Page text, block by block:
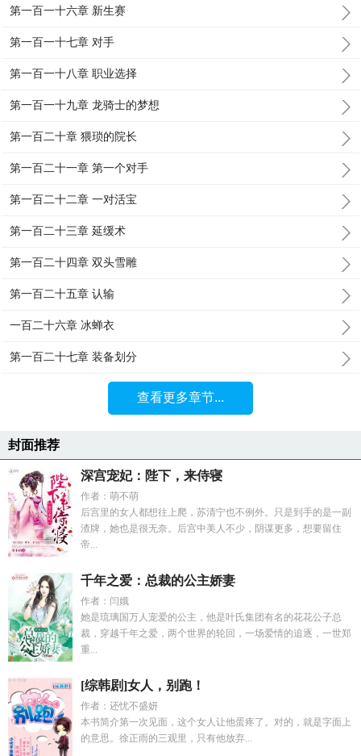
第一百一十六章 新生赛
第一百一十七章 对手
第一百一十八章 职业选择
第一百一十九章 龙骑士的梦想
第一百二十章 猥琐的院长
第一百二十一章 第一个对手
第一百二十二章 一对活宝
第一百二十三章 延缓术
第一百二十四章 双头雪雕
第一百二十五章 认输
一百二十六章 冰蝉衣
第一百二十七章 装备划分
查看更多章节...
封面推荐
深宫宠妃：陛下，来侍寝
作者：萌不萌
后宫里的女人都想往上爬，苏清宁也不例外。只是到手的是一副
渣牌，她也是很无奈。后宫中美人不少，阴谋更多，想要留住
帝...
千年之爱：总裁的公主娇妻
作者：闫娥
她是琉璃国万人宠爱的公主，他是叶氏集团有名的花花公子总
裁，穿越千年之爱，两个世界的轮回，一场爱情的追逐，一世郑
重...
[综韩剧]女人，别跑！
作者：还忧不盛妍
本书简介第一次见面，这个女人让他蛋疼了。对的，就是字面上
的意思。徐正雨的三观里，只有他放弃...